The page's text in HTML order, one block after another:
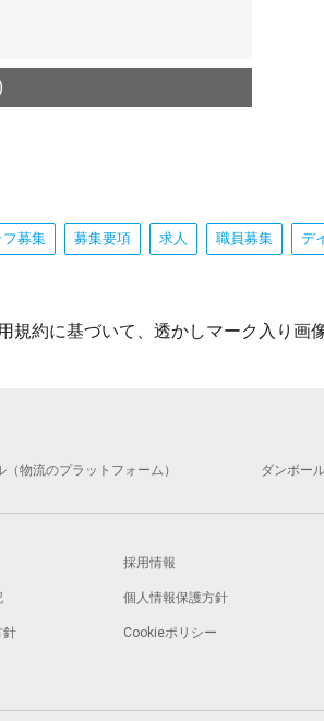
フ募集 募集要項 求人 職員募集 デ
約に基づいて、透かしマーク入り画
（物流のプラットフォーム） ダンボー
採用情報
個人情報保護方針
針 Cookieポリシー